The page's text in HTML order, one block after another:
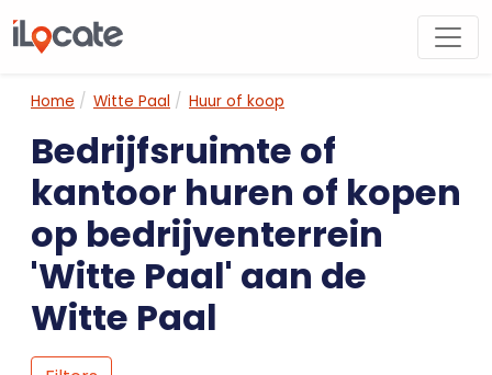
Home Witte Paal Huur of koop
Bedrijfsruimte of
kantoor huren of kopen
op bedrijventerrein
'Witte Paal' aan de
Witte Paal